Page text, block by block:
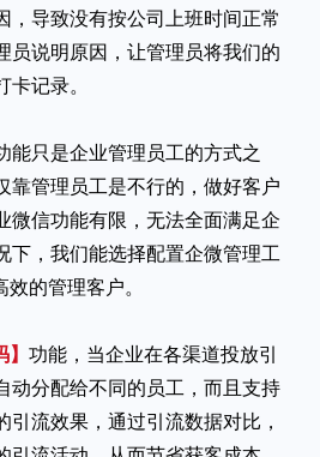
，导致没有按公司上班时间正常
员说明原因，让管理员将我们的
记录。
能只是企业管理员工的方式之
靠管理员工是不行的，做好客户
微信功能有限，无法全面满足企
下，我们能选择配置企微管理工
的管理客户。
功能，当企业在各渠道投放引
动分配给不同的员工，而且支持
流效果，通过引流数据对比，